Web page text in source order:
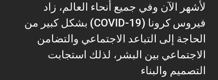
لأشهر الآن وفي جميع أنحاء العالم، زاد
فيروس كرونا (COVID-19) بشكل كبير من
الحاجة إلى التباعد الاجتماعي والتضامن
الاجتماعي بين البشر، لذلك استجابت
التصميم والبناء